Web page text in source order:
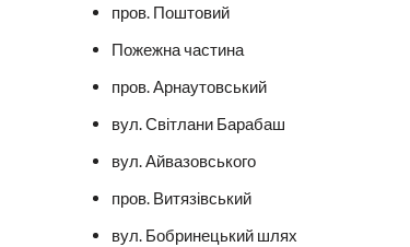
пров. Поштовий
Пожежна частина
пров. Арнаутовський
вул. Світлани Барабаш
вул. Айвазовського
пров. Витязівський
вул. Бобринецький шлях